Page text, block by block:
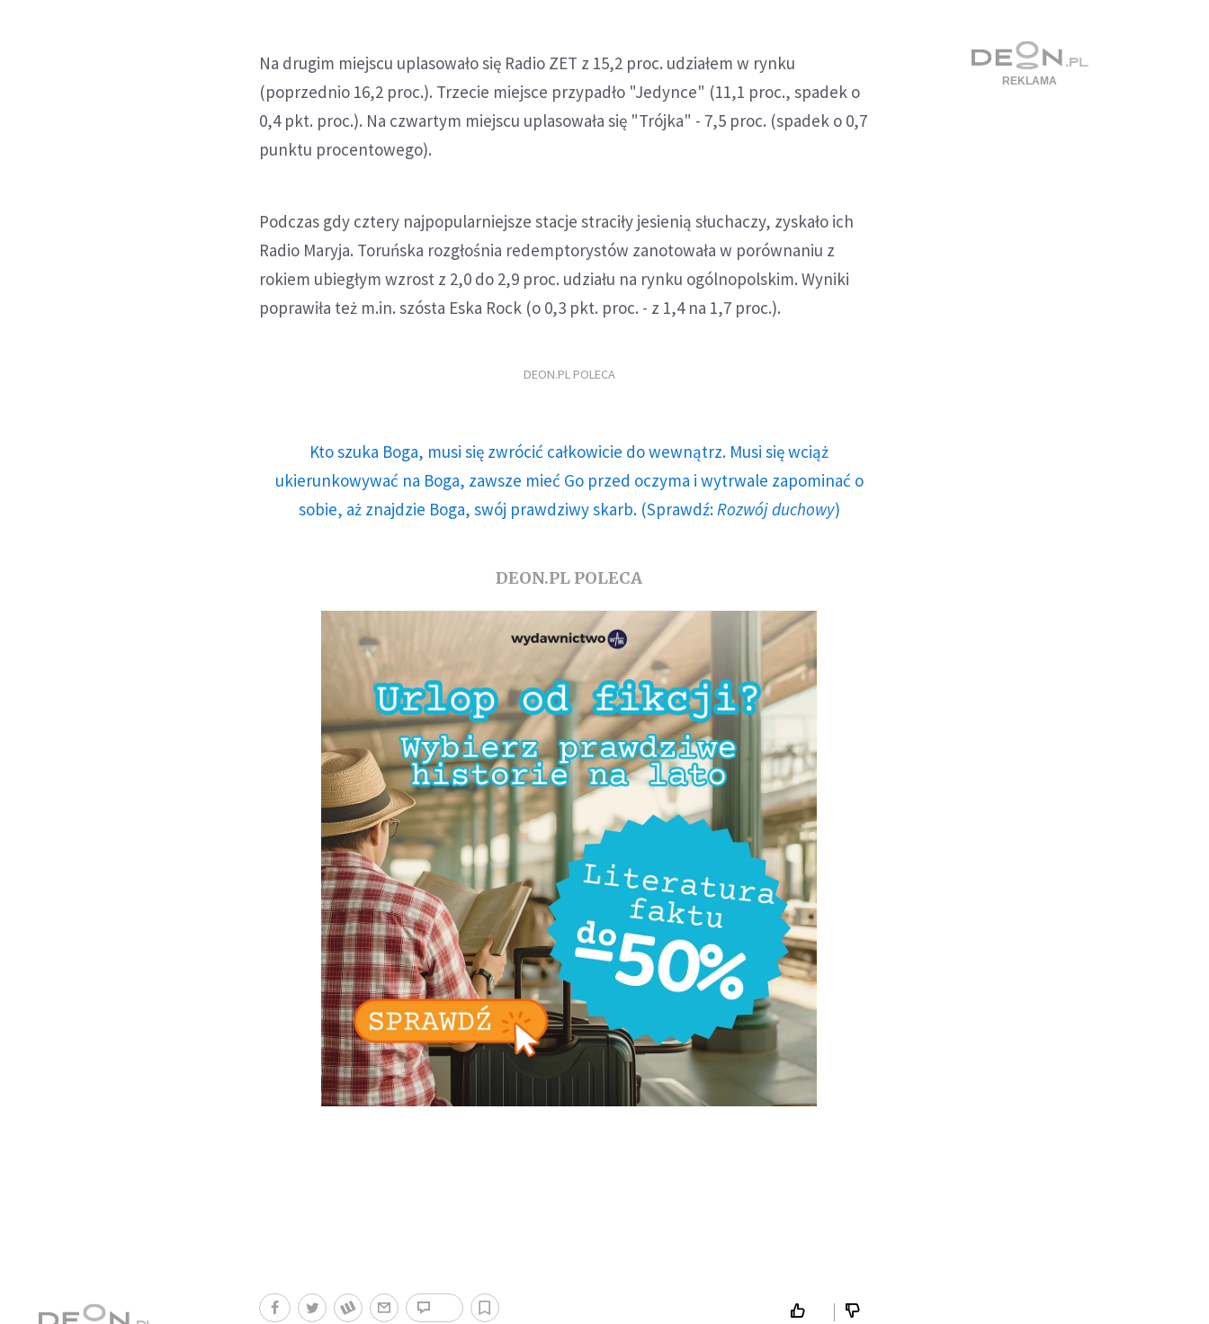
Na drugim miejscu uplasowało się Radio ZET z 15,2 proc. udziałem w rynku
(poprzednio 16,2 proc.). Trzecie miejsce przypadło "Jedynce" (11,1 proc., spadek o
0,4 pkt. proc.). Na czwartym miejscu uplasowała się "Trójka" - 7,5 proc. (spadek o 0,7
punktu procentowego).
Podczas gdy cztery najpopularniejsze stacje straciły jesienią słuchaczy, zyskało ich
Radio Maryja. Toruńska rozgłośnia redemptorystów zanotowała w porównaniu z
rokiem ubiegłym wzrost z 2,0 do 2,9 proc. udziału na rynku ogólnopolskim. Wyniki
poprawiła też m.in. szósta Eska Rock (o 0,3 pkt. proc. - z 1,4 na 1,7 proc.).
DEON.PL POLECA
Kto szuka Boga, musi się zwrócić całkowicie do wewnątrz. Musi się wciąż
ukierunkowywać na Boga, zawsze mieć Go przed oczyma i wytrwale zapominać o
sobie, aż znajdzie Boga, swój prawdziwy skarb. (Sprawdź: Rozwój duchowy)
DEON.PL POLECA